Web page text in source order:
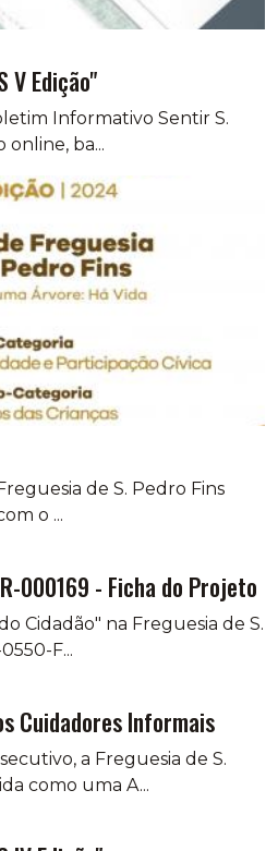
V Edição"
Informativo Sentir S.
online, ba...
de S. Pedro Fins
o ...
000169 - Ficha do Projeto
Cidadão" na Freguesia de S.
F...
Cuidadores Informais
a Freguesia de S.
como uma A...